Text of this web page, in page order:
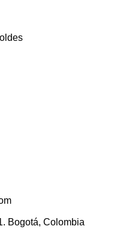
Bogotá, Colombia